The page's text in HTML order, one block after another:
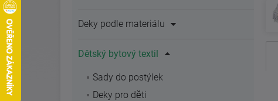
Deky podle materiálu
Dětský bytový textil
Sady do postýlek
Deky pro děti